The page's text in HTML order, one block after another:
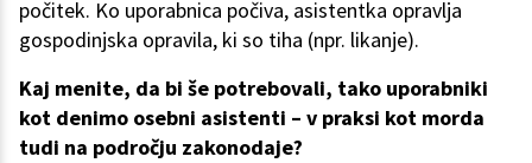
počitek. Ko uporabnica počiva, asistentka opravlja
gospodinjska opravila, ki so tiha (npr. likanje).
Kaj menite, da bi še potrebovali, tako uporabniki
kot denimo osebni asistenti – v praksi kot morda
tudi na področju zakonodaje?